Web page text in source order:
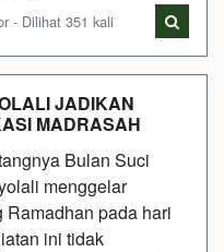
- Dilihat 351 kali
JADIKAN
MADRASAH
Bulan Suci
menggelar
Ramadhan pada hari
ini tidak